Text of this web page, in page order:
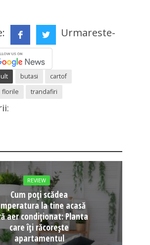
Urmareste-
butasi
cartof
florile
trandafiri
REVIEW
Cum poți scădea
la tine acasă
aer condiționat: Planta
care îți răcorește
apartamentul